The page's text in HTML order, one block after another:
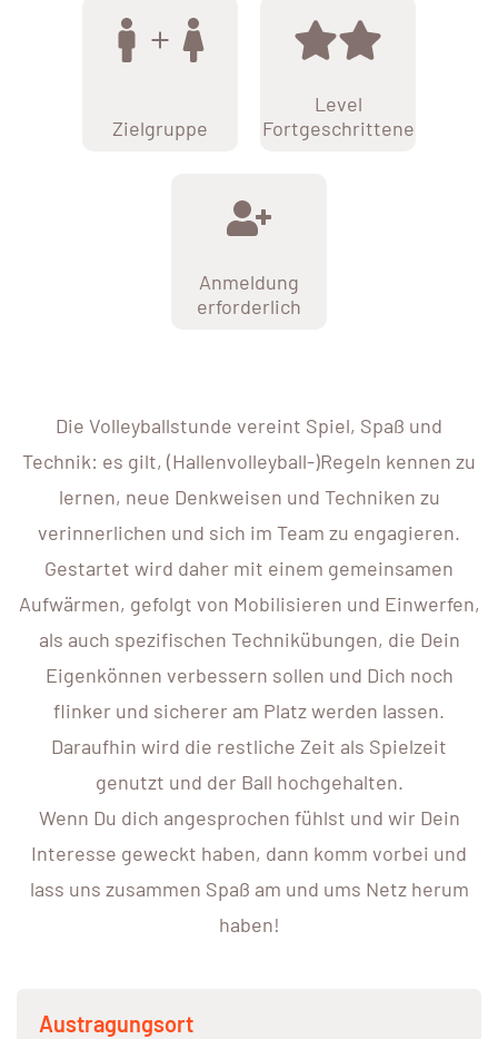
Zielgruppe
Level
Fortgeschrittene
Anmeldung
erforderlich
Die Volleyballstunde vereint Spiel, Spaß und
Technik: es gilt, (Hallenvolleyball-)Regeln kennen zu
lernen, neue Denkweisen und Techniken zu
verinnerlichen und sich im Team zu engagieren.
Gestartet wird daher mit einem gemeinsamen
Aufwärmen, gefolgt von Mobilisieren und Einwerfen,
als auch spezifischen Technikübungen, die Dein
Eigenkönnen verbessern sollen und Dich noch
flinker und sicherer am Platz werden lassen.
Daraufhin wird die restliche Zeit als Spielzeit
genutzt und der Ball hochgehalten.
Wenn Du dich angesprochen fühlst und wir Dein
Interesse geweckt haben, dann komm vorbei und
lass uns zusammen Spaß am und ums Netz herum
haben!
Austragungsort